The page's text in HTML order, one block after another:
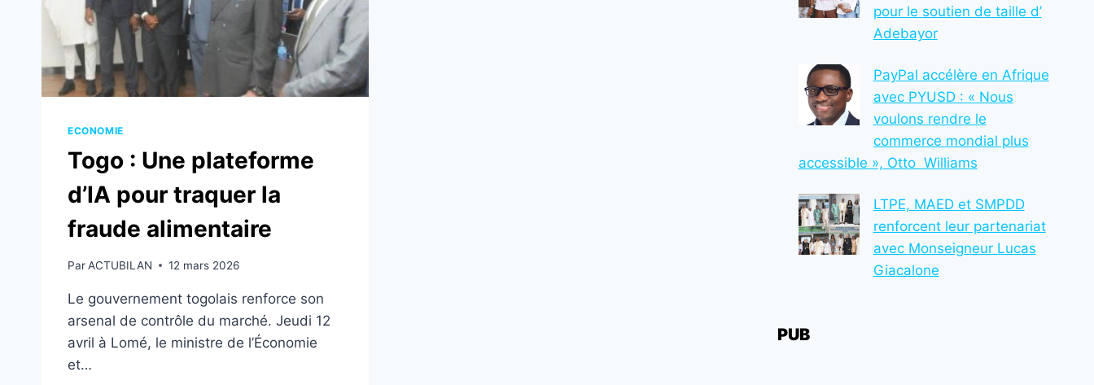
ECONOMIE
Togo : Une plateforme
d’IA pour traquer la
fraude alimentaire
ParACTUBILAN 12 mars 2026
Le gouvernement togolais renforce son
arsenal de contrôle du marché. Jeudi 12
avril à Lomé, le ministre de l’Économie
et…
pour le soutien de taille d’
Adebayor
PayPal accélère en Afrique
avec PYUSD : « Nous
voulons rendre le
commerce mondial plus
accessible », Otto Williams
LTPE, MAED et SMPDD
renforcent leur partenariat
avec Monseigneur Lucas
Giacalone
PUB